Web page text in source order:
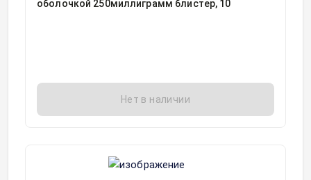
оболочкой 250миллиграмм блистер, 10
Нет в наличии